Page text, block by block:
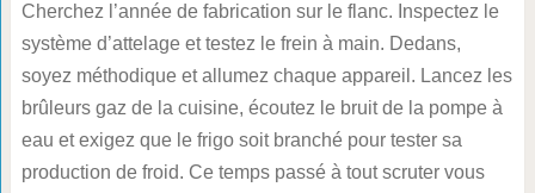
Cherchez l’année de fabrication sur le flanc. Inspectez le
système d’attelage et testez le frein à main. Dedans,
soyez méthodique et allumez chaque appareil. Lancez les
brûleurs gaz de la cuisine, écoutez le bruit de la pompe à
eau et exigez que le frigo soit branché pour tester sa
production de froid. Ce temps passé à tout scruter vous